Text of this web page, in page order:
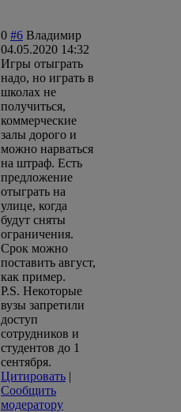
0 #6 Владимир
04.05.2020 14:32
Игры отыграть
надо, но играть в
школах не
получиться,
коммерческие
залы дорого и
можно нарваться
на штраф. Есть
предложение
отыграть на
улице, когда
будут сняты
ограничения.
Срок можно
поставить август,
как пример.
P.S. Некоторые
вузы запретили
доступ
сотрудников и
студентов до 1
сентября.
Цитировать |
Сообщить
модератору